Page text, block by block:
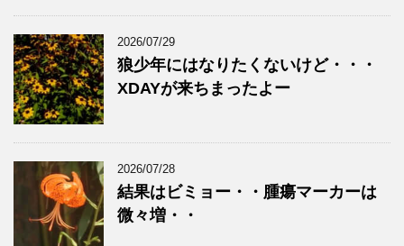
2026/07/29
狼少年にはなりたくないけど・・・
XDAYが来ちまったよー
2026/07/28
結果はビミョー・・腫瘍マーカーは
微々増・・